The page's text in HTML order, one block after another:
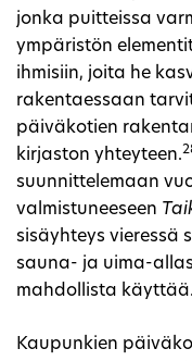
jonka puitteissa
ympäristön
ihmisiin, joita he
rakentaessaan
päiväkotien
kirjaston yhteyteen.
suunnittelemaan
valmistuneeseen
sisäyhteys vieressä
sauna- ja uima-
mahdollista käyttää.
Kaupunkien